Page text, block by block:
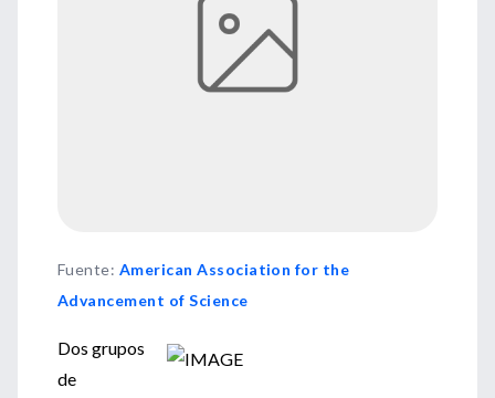
Fuente: American Association for the
Advancement of Science
Dos grupos
de